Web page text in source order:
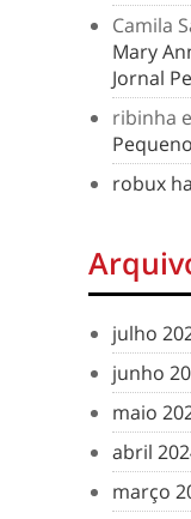
Camila
Mary
Jornal
ribinha
robux
julho
junho
maio
abril
março